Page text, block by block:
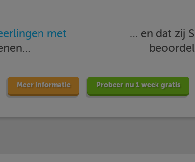
met
… en dat zij
Meer informatie Probeer nu 1 week gratis